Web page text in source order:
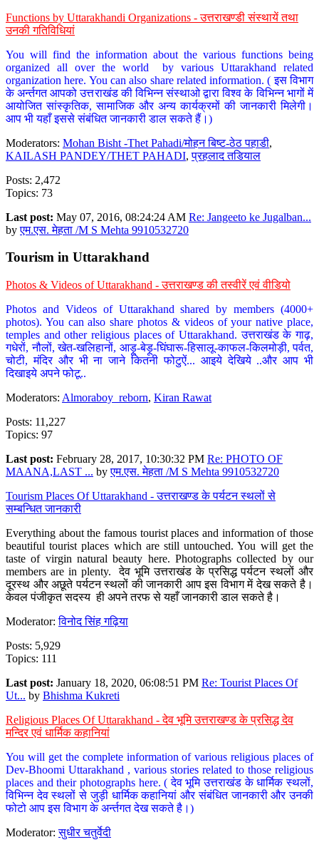
Functions by Uttarakhandi Organizations - उत्तराखण्डी संस्थायें तथा
उनकी गतिविधियां
You will find the information about the various functions being
organized all over the world by various Uttarakhand related
organization here. You can also share related information. ( इस विभाग
के अर्न्तगत आपको उत्तराखंड की विभिन्न संस्थाओ द्वारा विश्व के विभिन्न भागों में
आयोजित सांस्कृतिक, सामाजिक और अन्य कार्यक्रमों की जानकारी मिलेगी।
आप भी यहाँ इससे संबंधित जानकारी डाल सकते हैं।)
Moderators: Mohan Bisht -Thet Pahadi/मोहन बिष्ट-ठेठ पहाडी,
KAILASH PANDEY/THET PAHADI,प्रहलाद तडियाल
Posts: 2,472
Topics: 73
Last post: May 07, 2016, 08:24:24 AM Re: Jangeeto ke Jugalban...
byएम.एस. मेहता /M S Mehta 9910532720
Tourism in Uttarakhand
Photos & Videos of Uttarakhand - उत्तराखण्ड की तस्वीरें एवं वीडियो
Photos and Videos of Uttarakhand shared by members (4000+
photos). You can also share photos & videos of your native place,
temples and other religious places of Uttarakhand. उत्तराखंड के गाढ़,
गधेरों, नौलों, खेत-खलिहानों, आड़ू-बेड़ू-घिंघारू-हिसालू-काफल-किलमोड़ी, पर्वत,
चोटी, मंदिर और भी ना जाने कितनी फोटुऐं... आइये देखिये ..और आप भी
दिखाइये अपने फोटू..
Moderators: Almoraboy_reborn, Kiran Rawat
Posts: 11,227
Topics: 97
Last post: February 28, 2017, 10:30:32 PM Re: PHOTO OF
MAANA,LAST ... byएम.एस. मेहता /M S Mehta 9910532720
Tourism Places Of Uttarakhand - उत्तराखण्ड के पर्यटन स्थलों से
सम्बन्धित जानकारी
Everything about the famous tourist places and information of those
beautiful tourist places which are still untouched. You will get the
taste of virgin natural beauty here. Photographs collected by our
members are in plenty. देव भूमि उत्तराखंड के प्रसिद्ध पर्यटन स्थलों और
दूरस्थ और अछूते पर्यटन स्थलों की जानकारी आप इस विभाग में देख सकते है।
केवल पंजीकृत सदस्य ही अपने तरफ से यहाँ जानकारी डाल सकते है।
Moderator:विनोद सिंह गढ़िया
Posts: 5,929
Topics: 111
Last post: January 18, 2020, 06:08:51 PM Re: Tourist Places Of
Ut... by Bhishma Kukreti
Religious Places Of Uttarakhand - देव भूमि उत्तराखण्ड के प्रसिद्ध देव
मन्दिर एवं धार्मिक कहानियां
You will get the complete information of various religious places of
Dev-Bhoomi Uttarakhand , various stories related to those religious
places and their photographs here. ( देव भूमि उत्तराखंड के धार्मिक स्थलों,
विभिन्न देव स्थलों से जुड़ी धार्मिक कहानियां और संबंधित जानकारी और उनकी
फोटो आप इस विभाग के अर्न्तगत देख सकते है।)
Moderator:सुधीर चतुर्वेदी